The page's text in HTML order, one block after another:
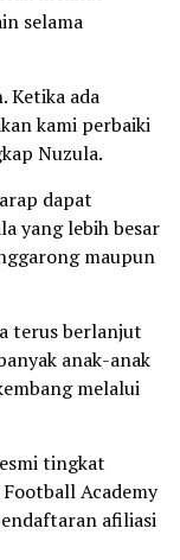
selama
Ketika ada
kami perbaiki
Nuzula.
dapat
yang lebih besar
maupun
terus berlanjut
anak-anak
melalui
tingkat
Academy
afiliasi